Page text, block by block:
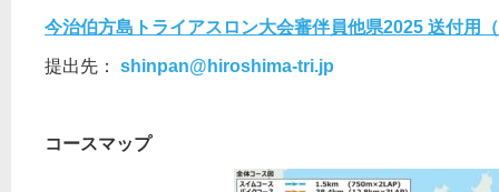
今治伯方島トライアスロン大会審伴員他県2025 送付用
提出先： shinpan@hiroshima-tri.jp
コースマップ